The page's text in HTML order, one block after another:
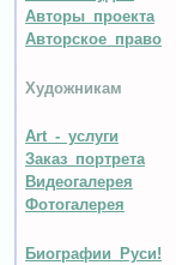
Авторы проекта
Авторское право
Художникам
Art - услуги
Заказ портрета
Видеогалерея
Фотогалерея
Биографии Руси!